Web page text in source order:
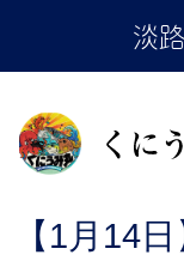
the
淡
【1月14